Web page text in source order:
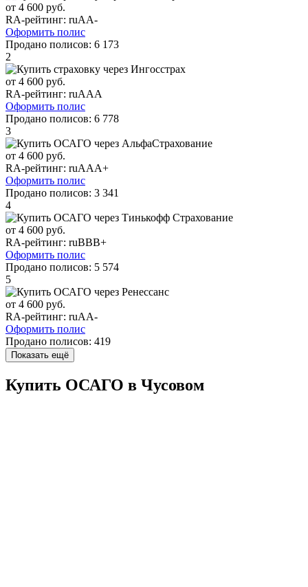
от 4 600 руб.
RA-рейтинг: ruAA-
Оформить полис
Продано полисов: 6 173
2
от 4 600 руб.
RA-рейтинг: ruAAA
Оформить полис
Продано полисов: 6 778
3
от 4 600 руб.
RA-рейтинг: ruAAA+
Оформить полис
Продано полисов: 3 341
4
от 4 600 руб.
RA-рейтинг: ruBBB+
Оформить полис
Продано полисов: 5 574
5
от 4 600 руб.
RA-рейтинг: ruAA-
Оформить полис
Продано полисов: 419
Показать ещё
Купить ОСАГО в Чусовом